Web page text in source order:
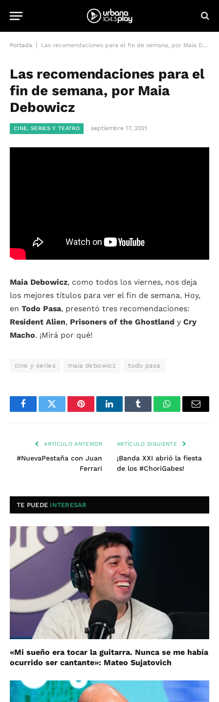
Portada Las recomendaciones para el fin de semana, por Maia Debowicz
Las recomendaciones para el
fin de semana, por Maia
Debowicz
CINE, SERIES Y TEATRO septiembre 17, 2021
Maia Debowicz, como todos los viernes, nos deja
los mejores títulos para ver el fin de semana. Hoy,
en Todo Pasa, presentó tres recomendaciones:
Resident Alien, Prisoners of the Ghostland y Cry
Macho. ¡Mirá por qué!
cine y series maia debowicz todo pasa
FacebookTwitter PinterestLinkedInTumblr WhatsAppEmail
ARTÍCULO ANTERIOR
#NuevaPestaña con Juan
Ferrari
ARTÍCULO SIGUIENTE
¡Banda XXI abrió la fiesta
de los #ChoriGabes!
TE PUEDE INTERESAR
«Mi sueño era tocar la guitarra. Nunca se me había
ocurrido ser cantante»: Mateo Sujatovich